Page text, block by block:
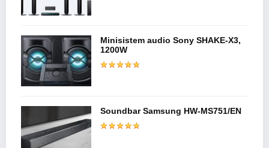
Minisistem audio Sony SHAKE-X3,
1200W
Soundbar Samsung HW-MS751/EN